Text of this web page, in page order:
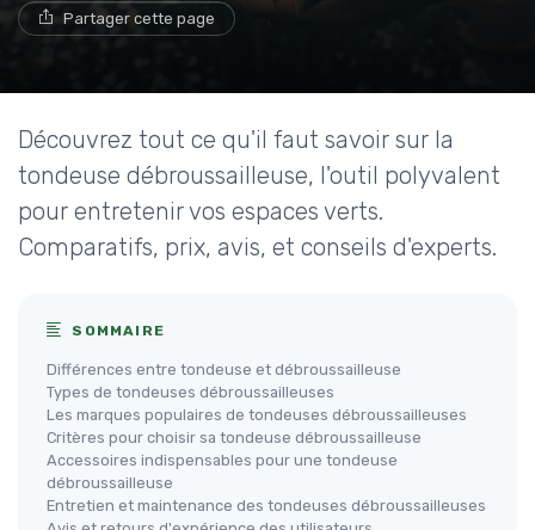
Partager cette page
Découvrez tout ce qu'il faut savoir sur la
tondeuse débroussailleuse, l'outil polyvalent
pour entretenir vos espaces verts.
Comparatifs, prix, avis, et conseils d'experts.
SOMMAIRE
Différences entre tondeuse et débroussailleuse
Types de tondeuses débroussailleuses
Les marques populaires de tondeuses débroussailleuses
Critères pour choisir sa tondeuse débroussailleuse
Accessoires indispensables pour une tondeuse
débroussailleuse
Entretien et maintenance des tondeuses débroussailleuses